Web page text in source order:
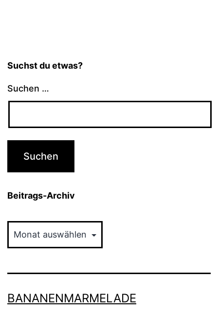
Suchst du etwas?
Suchen …
Beitrags-Archiv
Archiv
BANANENMARMELADE